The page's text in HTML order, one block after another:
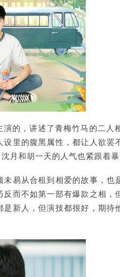
的，讲述了青梅竹马的二人
里的腹黑属性，都让人欲罢
月和胡一天的人气也紧跟着暴
易从合租到相爱的故事，也
而不如第一部有爆款之相，
新人，但演技都很好，期待